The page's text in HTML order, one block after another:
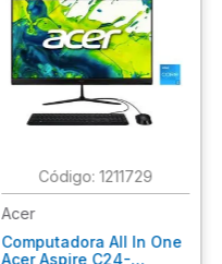
: 1211729
Acer
Computadora All In One
Acer Aspire C24-